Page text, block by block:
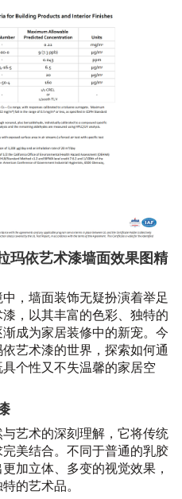
玛依艺术漆墙面效果图精
，墙面装饰无疑扮演着举足
，以其丰富的色彩、独特的
成为家居装修中的新宠。今
艺术漆的世界，探索如何通
个性又不失温馨的家居空
艺术的深刻理解，它将传统
美结合。不同于普通的乳胶
加立体、多变的视觉效果，
的艺术品。